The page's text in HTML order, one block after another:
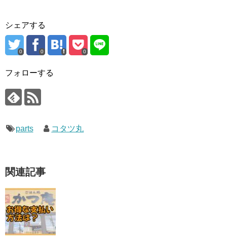
シェアする
0 0 0
フォローする
parts コタツ丸
関連記事